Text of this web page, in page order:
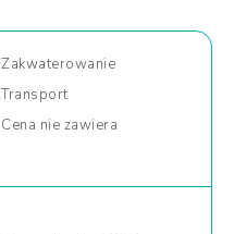
Zakwaterowanie
Transport
Cena nie zawiera